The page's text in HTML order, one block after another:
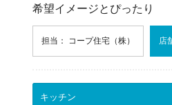
希望イメージとぴったり
担当： コープ住宅（株） 店